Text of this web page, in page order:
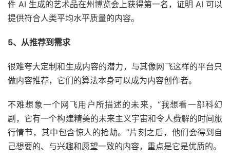
件 AI 生成的艺术品在州博览会上获得第一名，证明 AI 可以
提供符合人类平均水平质量的内容。
5、从推荐到需求
很难夸大定制和生成内容的潜力，与其像网飞这样的平台只
做内容推荐，它们的算法本身可以成为内容创作者。
不难想象一个网飞用户所描述的未来，“我想看一部科幻
剧，它有一个构建精美的未来主义宇宙和令人费解的时间旅
行情节，其中包含惊人的抢劫。”片刻之后，他们会得到自
己想要的、与兴趣和愿望一致的内容，重点是它是优质的。